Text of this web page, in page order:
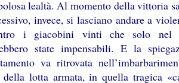
lealtà. Al momento della vittoria
invece, si lasciano andare a
i giacobini vinti che solo nel
state impensabili. E la
va ritrovata
lotta armata, in quella tragica